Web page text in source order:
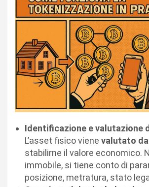
Identificazione e valutazione
L’asset fisico viene valutato
stabilirne il valore economico.
immobile, si tiene conto di
posizione, metratura, stato